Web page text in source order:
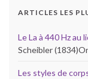
ARTICLES LES
Le La à 440 Hz au
Scheibler
Les styles de